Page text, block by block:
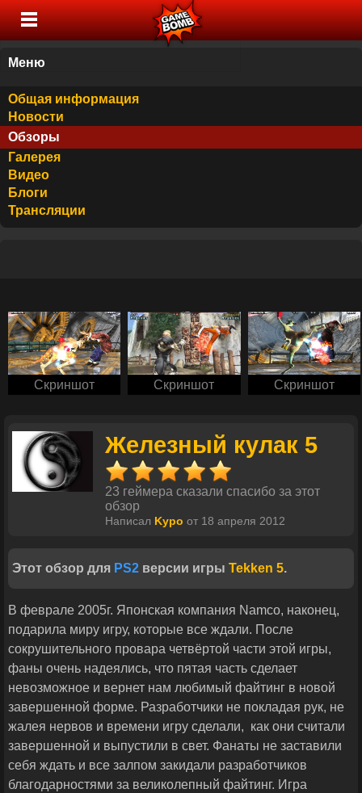
Меню
Общая информация
Новости
Обзоры
Галерея
Видео
Блоги
Трансляции
Скриншот Скриншот Скриншот
Железный кулак 5
23 геймера сказали спасибо за этот
обзор
Написал Kypo от 18 апреля 2012
Этот обзор для PS2 версии игры Tekken 5.
В феврале 2005г. Японская компания Namco, наконец,
подарила миру игру, которые все ждали. После
сокрушительного провара четвёртой части этой игры,
фаны очень надеялись, что пятая часть сделает
невозможное и вернет нам любимый файтинг в новой
завершенной форме. Разработчики не покладая рук, не
жалея нервов и времени игру сделали, как они считали
завершенной и выпустили в свет. Фанаты не заставили
себя ждать и все залпом закидали разработчиков
благодарностями за великолепный файтинг. Игра